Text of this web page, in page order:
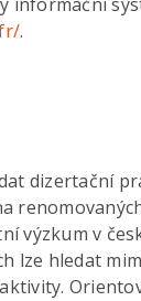
.
dizertační
výzkum v
lze hledat